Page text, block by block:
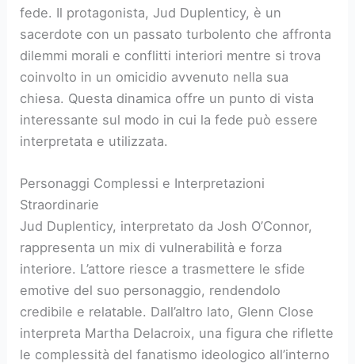
fede. Il protagonista, Jud Duplenticy, è un
sacerdote con un passato turbolento che affronta
dilemmi morali e conflitti interiori mentre si trova
coinvolto in un omicidio avvenuto nella sua
chiesa. Questa dinamica offre un punto di vista
interessante sul modo in cui la fede può essere
interpretata e utilizzata.
Personaggi Complessi e Interpretazioni
Straordinarie
Jud Duplenticy, interpretato da Josh O’Connor,
rappresenta un mix di vulnerabilità e forza
interiore. L’attore riesce a trasmettere le sfide
emotive del suo personaggio, rendendolo
credibile e relatable. Dall’altro lato, Glenn Close
interpreta Martha Delacroix, una figura che riflette
le complessità del fanatismo ideologico all’interno